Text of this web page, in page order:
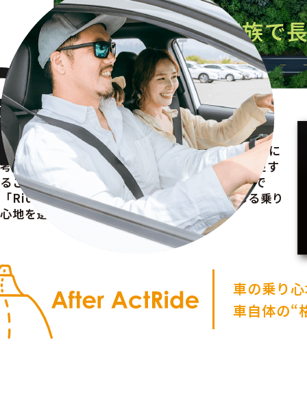
「今日は、家族で
普段は“硬め”が好みの方でも、「家族でのドライ
ブ」となった場合は、家族みんなのことを最優先に
考えて、乗り心地を重視するセッティングに変更す
ることがおすすめ。「Normal」を選択した上で
「Ride」のバーを変更することで快適に感じる乗り
心地を選ぶことができます。
車の乗り
車自体の“